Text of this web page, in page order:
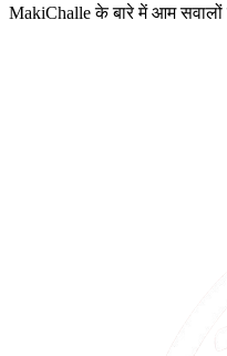
MakiChalle के बारे में आम सवालों